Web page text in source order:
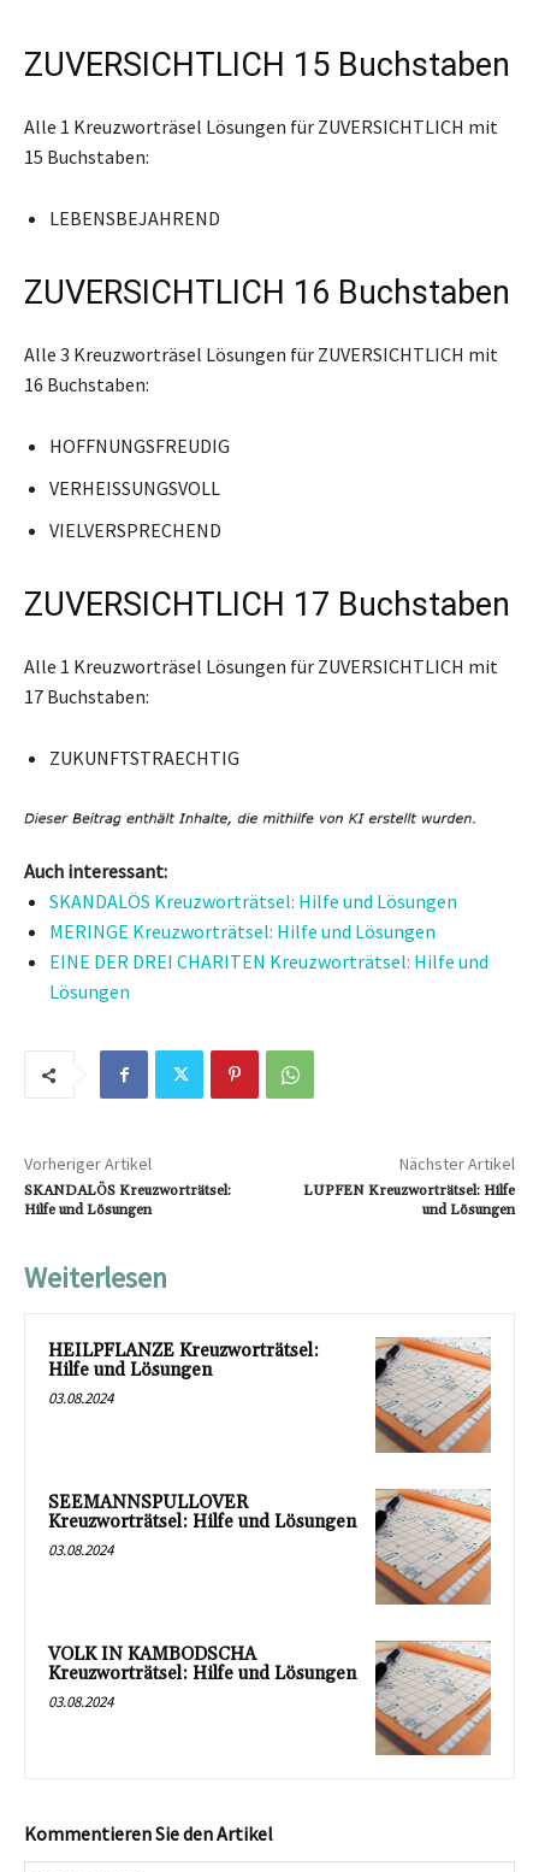
ZUVERSICHTLICH 15 Buchstaben
Alle 1 Kreuzworträsel Lösungen für ZUVERSICHTLICH mit
15 Buchstaben:
LEBENSBEJAHREND
ZUVERSICHTLICH 16 Buchstaben
Alle 3 Kreuzworträsel Lösungen für ZUVERSICHTLICH mit
16 Buchstaben:
HOFFNUNGSFREUDIG
VERHEISSUNGSVOLL
VIELVERSPRECHEND
ZUVERSICHTLICH 17 Buchstaben
Alle 1 Kreuzworträsel Lösungen für ZUVERSICHTLICH mit
17 Buchstaben:
ZUKUNFTSTRAECHTIG
Auch interessant:
SKANDALÖS Kreuzworträtsel: Hilfe und Lösungen
MERINGE Kreuzworträtsel: Hilfe und Lösungen
EINE DER DREI CHARITEN Kreuzworträtsel: Hilfe und
Lösungen
Vorheriger Artikel
SKANDALÖS Kreuzworträtsel:
Hilfe und Lösungen
Nächster Artikel
LUPFEN Kreuzworträtsel: Hilfe
und Lösungen
Weiterlesen
HEILPFLANZE Kreuzworträtsel:
Hilfe und Lösungen
03.08.2024
SEEMANNSPULLOVER
Kreuzworträtsel: Hilfe und Lösungen
03.08.2024
VOLK IN KAMBODSCHA
Kreuzworträtsel: Hilfe und Lösungen
03.08.2024
Kommentieren Sie den Artikel